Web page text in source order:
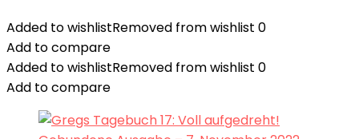
Added to wishlistRemoved from wishlist 0
Add to compare
Added to wishlistRemoved from wishlist 0
Add to compare